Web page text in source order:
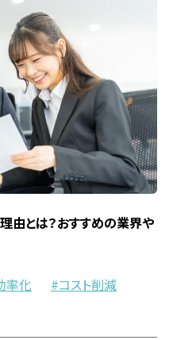
由とは？おすすめの業界や
率化
コスト削減